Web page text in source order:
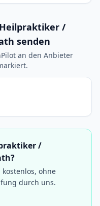
/
senden
an den Anbieter
/
ohne
durch uns.